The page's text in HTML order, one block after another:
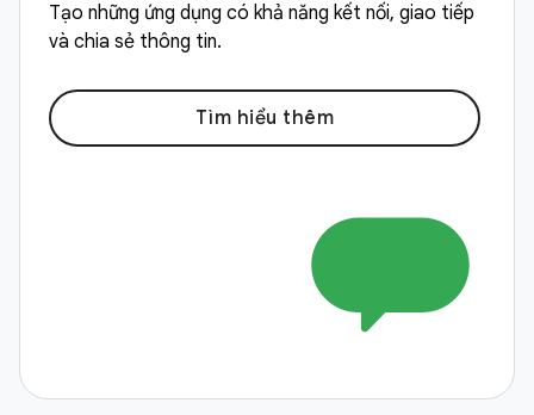
Tạo những ứng dụng có khả năng kết nối, giao tiếp
và chia sẻ thông tin.
Tìm hiểu thêm